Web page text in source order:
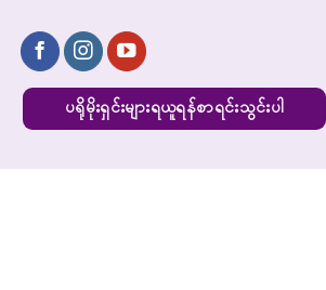
ပရိုမိုးရှင်းများရယူရန်စာရင်းသွင်းပါ